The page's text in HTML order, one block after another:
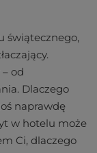
świątecznego,
od
Dlaczego
naprawdę
w hotelu może
Ci, dlaczego